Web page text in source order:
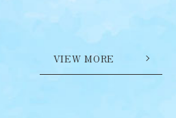
VIEW MORE